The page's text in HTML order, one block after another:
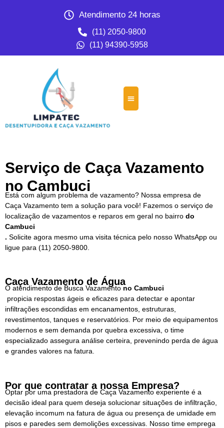
Atendimento 24 horas
(11) 2050-9800
(11) 94390-5958
Serviço de Caça Vazamento
no Cambuci
Está com algum problema de vazamento? Nossa empresa de
Caça Vazamento tem a solução para você! Fazemos o serviço de
localização de vazamentos e reparos em geral no bairro do
Cambuci
. Solicite agora mesmo uma visita técnica pelo nosso WhatsApp ou
ligue para (11) 2050-9800.
Caça Vazamento de Água
O atendimento de Busca Vazamento no Cambuci
propicia respostas ágeis e eficazes para detectar e apontar
infiltrações escondidas em encanamentos, estruturas,
revestimentos, tanques e reservatórios. Por meio de equipamentos
modernos e sem demanda por quebra excessiva, o time
especializado assegura análise certeira, prevenindo perda de água
e grandes valores na fatura.
Por que contratar a nossa Empresa?
Optar por uma prestadora de Caça Vazamento experiente é a
decisão ideal para quem deseja solucionar situações de infiltração,
elevação incomum na fatura de água ou presença de umidade em
pisos e paredes sem demolições excessivas. Nosso time emprega